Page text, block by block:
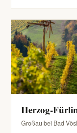
Herzog-
Großau bei Bad